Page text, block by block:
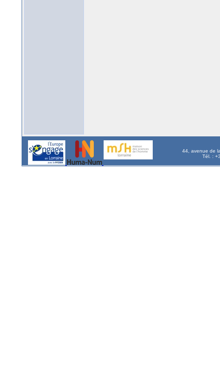
44, avenue de
Tél. :